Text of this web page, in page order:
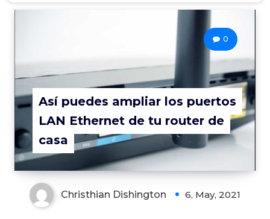
Así puedes ampliar los puertos
LAN Ethernet de tu router de
casa
0
Christhian Dishington 6, May, 2021